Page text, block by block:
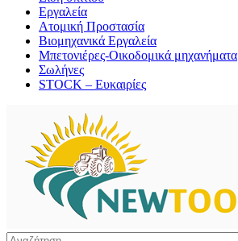
Εργαλεία
Ατομική Προστασία
Βιομηχανικά Εργαλεία
Μπετονιέρες-Οικοδομικά μηχανήματα
Σωλήνες
STOCK – Ευκαιρίες